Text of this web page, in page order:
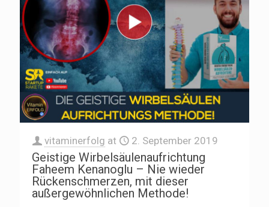
vitaminerfolg at 2. September 2019
Geistige Wirbelsäulenaufrichtung
Faheem Kenanoglu – Nie wieder
Rückenschmerzen, mit dieser
außergewöhnlichen Methode!